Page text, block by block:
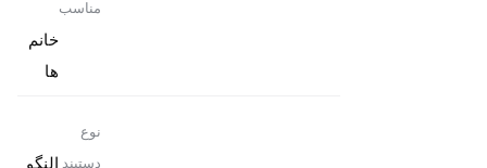
مناسب
خانم
ها
نوع
دستبند النگو